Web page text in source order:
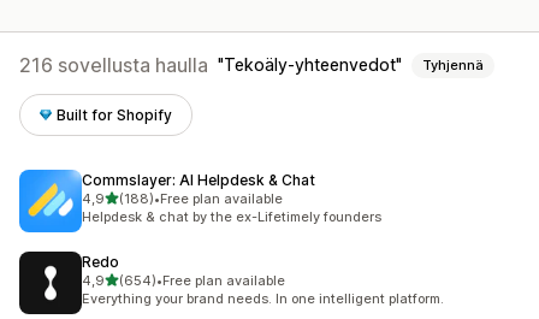
216 sovellusta haulla Tekoäly-yhteenvedot Tyhjennä
Built for Shopify
Commslayer: AI Helpdesk & Chat
4,9/ 5 tähteä
(188)
188 arvostelua yhteensä
•Free plan available
Helpdesk & chat by the ex-Lifetimely founders
Redo
4,9/ 5 tähteä
(654)
654 arvostelua yhteensä
•Free plan available
Everything your brand needs. In one intelligent platform.